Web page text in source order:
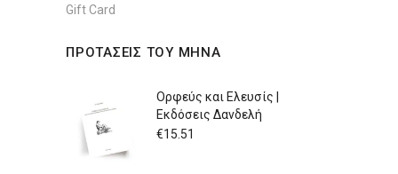
Gift Card
ΠΡΟΤΑΣΕΙΣ ΤΟΥ ΜΗΝΑ
Ορφεύς και Ελευσίς |
Εκδόσεις Δανδελή
€15.51